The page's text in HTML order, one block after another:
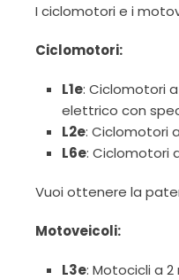
I ciclomotori e i
Ciclomotori:
L1e: Ciclomotori
elettrico con
L2e: Ciclomotori
L6e: Ciclomotori
Vuoi ottenere la
Motoveicoli:
L3e: Motocicli a